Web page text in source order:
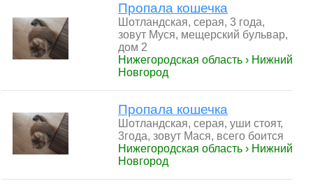
Пропала кошечка
Шотландская, серая, 3 года,
зовут Муся, мещерский бульвар,
дом 2
Нижегородская область › Нижний
Новгород
Пропала кошечка
Шотландская, серая, уши стоят,
3года, зовут Мася, всего боится
Нижегородская область › Нижний
Новгород